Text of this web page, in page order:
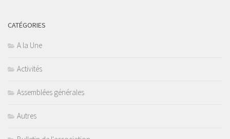
CATÉGORIES
A la Une
Activités
Assemblées générales
Autres